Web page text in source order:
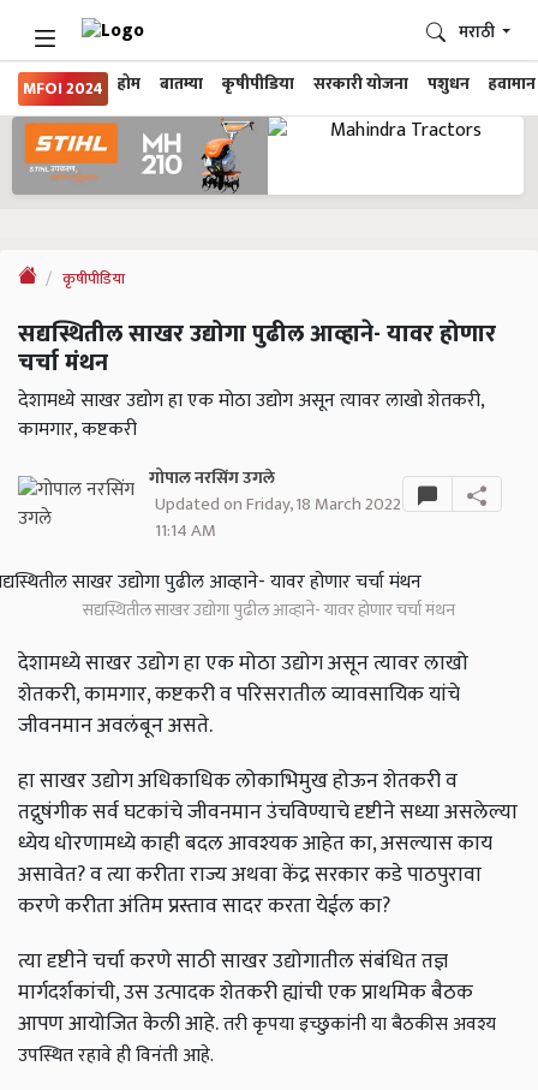
MFOI 2024 होम बातम्या कृषीपीडिया सरकारी योजना पशुधन हवामान
मराठी
कृषीपीडिया
सद्यस्थितील साखर उद्योगा पुढील आव्हाने- यावर होणार
चर्चा मंथन
देशामध्ये साखर उद्योग हा एक मोठा उद्योग असून त्यावर लाखो शेतकरी,
कामगार, कष्टकरी
गोपाल नरसिंग उगले
Updated on Friday, 18 March 2022
11:14 AM
सद्यस्थितील साखर उद्योगा पुढील आव्हाने- यावर होणार चर्चा मंथन
देशामध्ये साखर उद्योग हा एक मोठा उद्योग असून त्यावर लाखो
शेतकरी, कामगार, कष्टकरी व परिसरातील व्यावसायिक यांचे
जीवनमान अवलंबून असते.
हा साखर उद्योग अधिकाधिक लोकाभिमुख होऊन शेतकरी व
तद्नुषंगीक सर्व घटकांचे जीवनमान उंचविण्याचे दृष्टीने सध्या असलेल्या
ध्येय धोरणामध्ये काही बदल आवश्यक आहेत का, असल्यास काय
असावेत? व त्या करीता राज्य अथवा केंद्र सरकार कडे पाठपुरावा
करणे करीता अंतिम प्रस्ताव सादर करता येईल का?
त्या दृष्टीने चर्चा करणे साठी साखर उद्योगातील संबंधित तज्ञ
मार्गदर्शकांची, उस उत्पादक शेतकरी ह्यांची एक प्राथमिक बैठक
आपण आयोजित केली आहे.तरी कृपया इच्छुकांनी या बैठकीस अवश्य
उपस्थित रहावे ही विनंती आहे.